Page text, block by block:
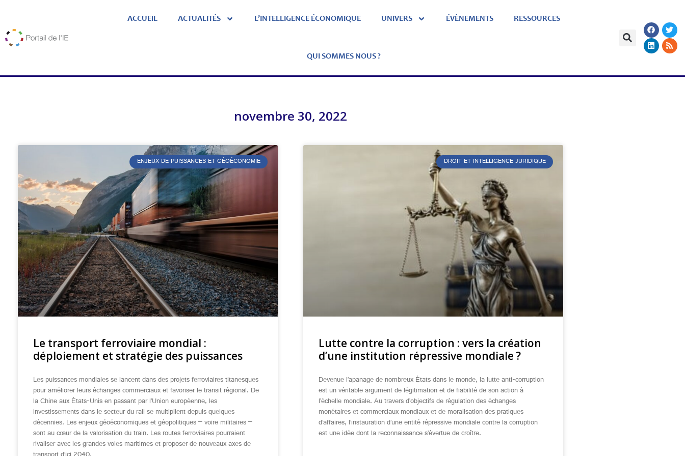
ACCUEIL ACTUALITÉS L’INTELLIGENCE ÉCONOMIQUE UNIVERS ÉVÈNEMENTS RESSOURCES
QUI SOMMES NOUS ?
novembre 30, 2022
ENJEUX DE PUISSANCES ET GÉOÉCONOMIE
Le transport ferroviaire mondial :
déploiement et stratégie des puissances
Les puissances mondiales se lancent dans des projets ferroviaires titanesques
pour améliorer leurs échanges commerciaux et favoriser le transit régional. De
la Chine aux États-Unis en passant par l’Union européenne, les
investissements dans le secteur du rail se multiplient depuis quelques
décennies. Les enjeux géoéconomiques et géopolitiques – voire militaires –
sont au cœur de la valorisation du train. Les routes ferroviaires pourraient
rivaliser avec les grandes voies maritimes et proposer de nouveaux axes de
DROIT ET INTELLIGENCE JURIDIQUE
Lutte contre la corruption : vers la création
d’une institution répressive mondiale ?
Devenue l’apanage de nombreux États dans le monde, la lutte anti-corruption
est un véritable argument de légitimation et de fiabilité de son action à
l’échelle mondiale. Au travers d’objectifs de régulation des échanges
monétaires et commerciaux mondiaux et de moralisation des pratiques
d’affaires, l’instauration d’une entité répressive mondiale contre la corruption
est une idée dont la reconnaissance s’évertue de croître.